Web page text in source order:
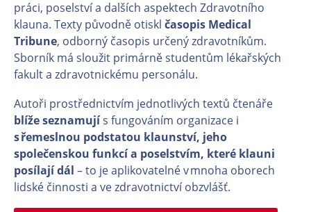
práci, poselství a dalších aspektech Zdravotního
klauna. Texty původně otiskl časopis Medical
Tribune, odborný časopis určený zdravotníkům.
Sborník má sloužit primárně studentům lékařských
fakult a zdravotnickému personálu.
Autoři prostřednictvím jednotlivých textů čtenáře
blíže seznamujís fungováním organizace i
s řemeslnou podstatou klaunství, jeho
společenskou funkcí a poselstvím, které klauni
posílají dál – to je aplikovatelné v mnoha oborech
lidské činnosti a ve zdravotnictví obzvlášť.